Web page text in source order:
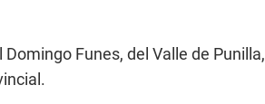
Funes, del Valle de Punilla,